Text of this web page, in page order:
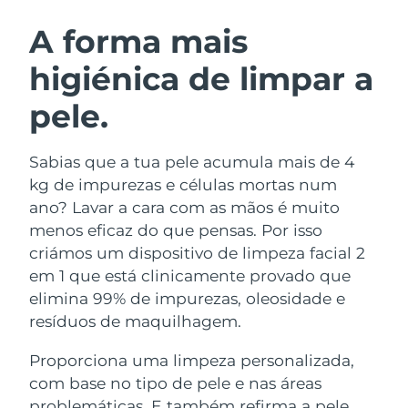
A forma mais
higiénica de limpar a
pele.
Sabias que a tua pele acumula mais de 4
kg de impurezas e células mortas num
ano? Lavar a cara com as mãos é muito
menos eficaz do que pensas. Por isso
criámos um dispositivo de limpeza facial 2
em 1 que está clinicamente provado que
elimina 99% de impurezas, oleosidade e
resíduos de maquilhagem.
Proporciona uma limpeza personalizada,
com base no tipo de pele e nas áreas
Limpeza facial
Anti-aging massage
LUNA™ 4 Plus
Massage, LED heating
LUNA™ 4 Men
Microcurrent toning
BEAR™ 2 go
Microcurrent toning on-the-go
BEAR™ 2 eyes & lips
Hidratação
UFO™ 3 kit
Deep facial hydration
UFO™ 3 LED
Near-infrared and red light therapy
device
Cuidado oral
issa™ 4
Hybrid silicone sonic toothbrush
Smart hybrid silicone sonic toothbrush
TRATAMENTO ANTIENVELHECIMENTO
FAQ™
Antienvelhecimento Tratamentos LED
Áustria
Barein Entrega prevista8/10/26
Bélgica
Bermudas Entrega prevista8/15/26
Bósnia e
Herzegovina
Entrega prevista8/12/26
Brunei Entrega prevista8/14/26
Bulgária Entrega prevista8/9/26
Chile Entrega prevista